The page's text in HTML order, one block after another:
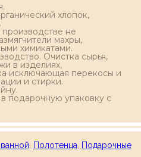
хлопок,
не
махры,
химикатами.
Очистка сырья,
в изделиях,
исключающая перекосы и
и стирки.
подарочную упаковку с
Полотенца
Подарочные